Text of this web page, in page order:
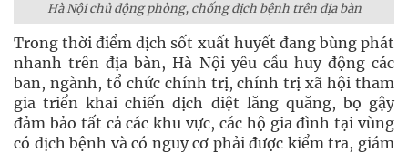
Hà Nội chủ động phòng, chống dịch bệnh trên địa bàn
Trong thời điểm dịch sốt xuất huyết đang bùng phát
nhanh trên địa bàn, Hà Nội yêu cầu huy động các
ban, ngành, tổ chức chính trị, chính trị xã hội tham
gia triển khai chiến dịch diệt lăng quăng, bọ gậy
đảm bảo tất cả các khu vực, các hộ gia đình tại vùng
có dịch bệnh và có nguy cơ phải được kiểm tra, giám